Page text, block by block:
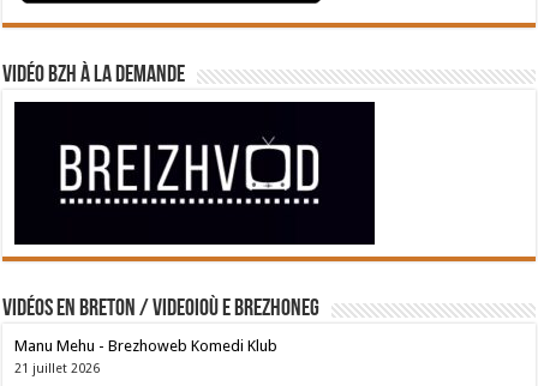
Vidéo BZH à la demande
Vidéos en breton / Videoioù e brezhoneg
Manu Mehu - Brezhoweb Komedi Klub
21 juillet 2026